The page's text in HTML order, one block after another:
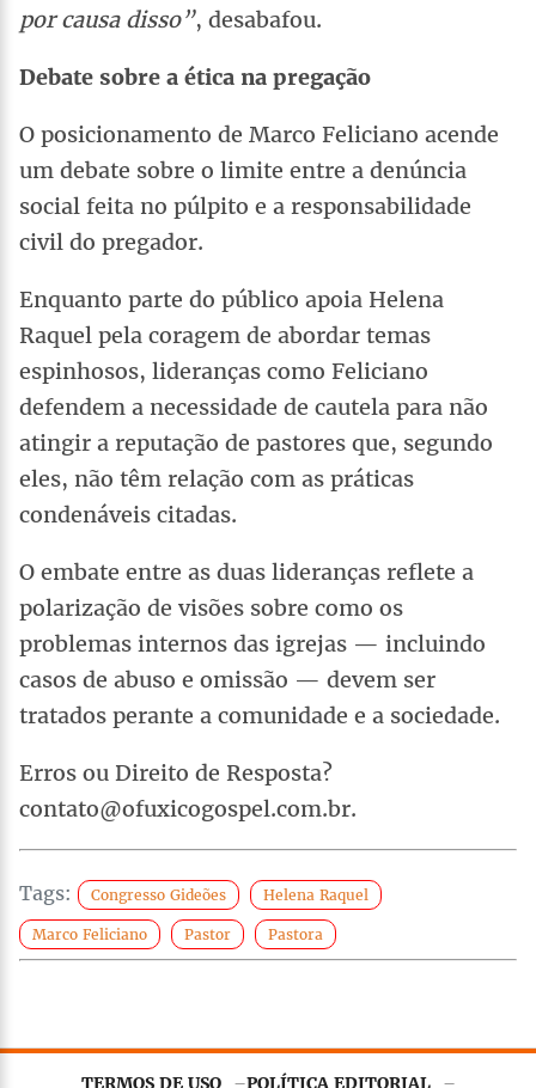
por causa disso”, desabafou.
Debate sobre a ética na pregação
O posicionamento de Marco Feliciano acende
um debate sobre o limite entre a denúncia
social feita no púlpito e a responsabilidade
civil do pregador.
Enquanto parte do público apoia Helena
Raquel pela coragem de abordar temas
espinhosos, lideranças como Feliciano
defendem a necessidade de cautela para não
atingir a reputação de pastores que, segundo
eles, não têm relação com as práticas
condenáveis citadas.
O embate entre as duas lideranças reflete a
polarização de visões sobre como os
problemas internos das igrejas — incluindo
casos de abuso e omissão — devem ser
tratados perante a comunidade e a sociedade.
Erros ou Direito de Resposta?
contato@ofuxicogospel.com.br.
Tags: Congresso Gideões Helena Raquel
Marco Feliciano Pastor Pastora
TERMOS DE USO POLÍTICA EDITORIAL